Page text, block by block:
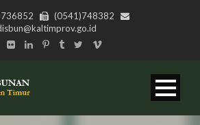
(0541)748382